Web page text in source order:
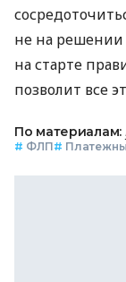
не на решении
на старте
позволит все
По материалам:
# ФЛП#